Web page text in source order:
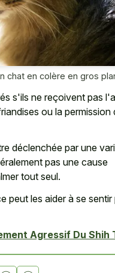
chat en colère en gros
s'ils ne reçoivent pas
ou la permission
déclenchée par une
pas une cause
tout seul.
peut les aider à se sentir
Agressif Du Shih